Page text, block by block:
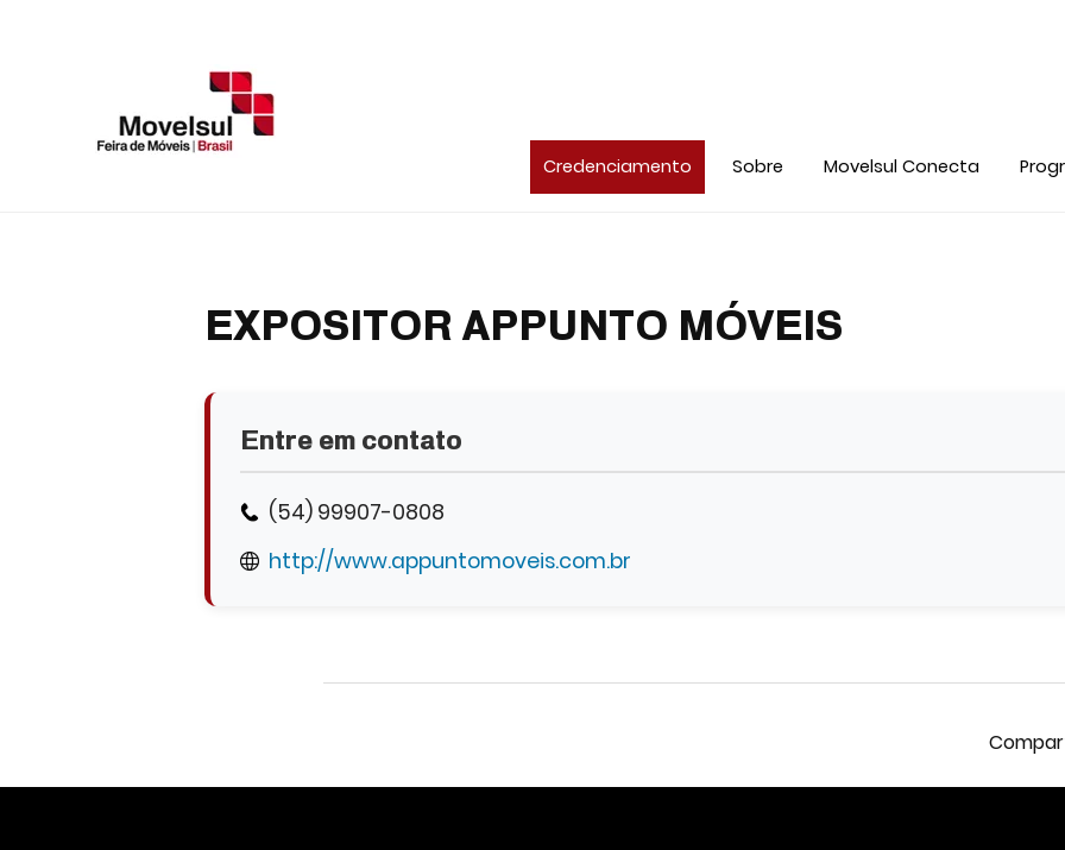
Credenciamento Sobre Movelsul Conecta
EXPOSITOR APPUNTO MÓVEIS
Entre em contato
(54) 99907-0808
http://www.appuntomoveis.com.br